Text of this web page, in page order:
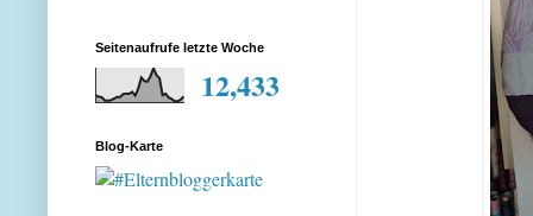
Seitenaufrufe letzte Woche
12,433
Blog-Karte